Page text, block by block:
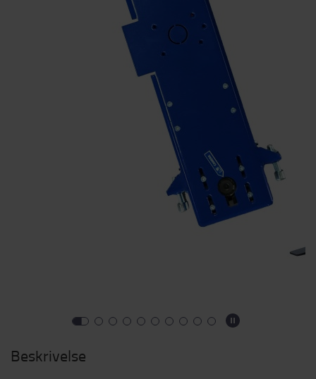
Beskrivelse